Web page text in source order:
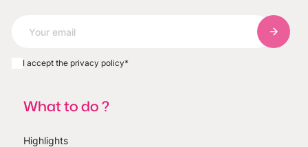
I accept the privacy policy*
What to do ?
Highlights